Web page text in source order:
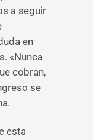
a seguir
en
«Nunca
cobran,
se
esta